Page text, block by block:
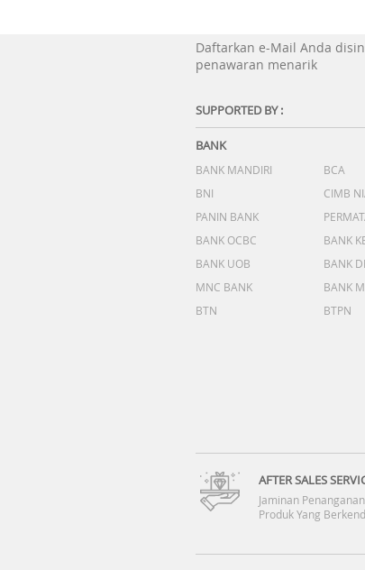
Daftarkan e-Mail Anda
penawaran menarik
SUPPORTED BY :
BANK
BANK MANDIRI BCA
BNI
CIMB
PANIN BANK
BANK OCBC
BANK
BANK UOB
BANK
MNC BANK
BANK
BTN
BTPN
AFTER SALES
Jaminan
Produk Yang